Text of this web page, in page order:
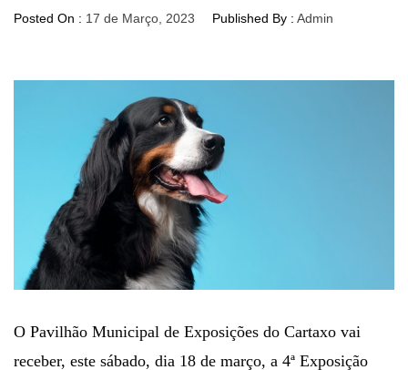
Posted On : 17 de Março, 2023 Published By : Admin
O Pavilhão Municipal de Exposições do Cartaxo vai
receber, este sábado, dia 18 de março, a 4ª Exposição